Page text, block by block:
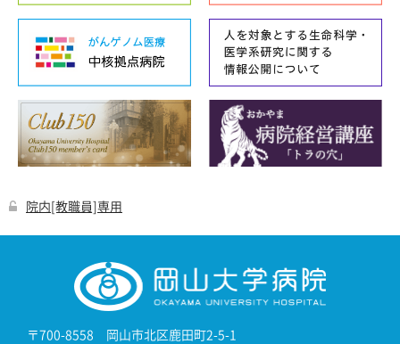
院内[教職員]専用
〒700-8558 岡山市北区鹿田町2-5-1